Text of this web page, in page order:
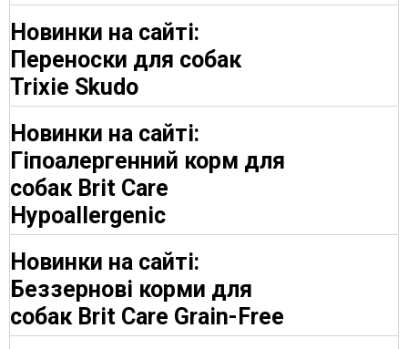
Новинки на сайті:
Переноски для собак
Trixie Skudo
Новинки на сайті:
Гіпоалергенний корм для
собак Brit Care
Hypoallergenic
Новинки на сайті:
Беззернові корми для
собак Brit Care Grain-Free